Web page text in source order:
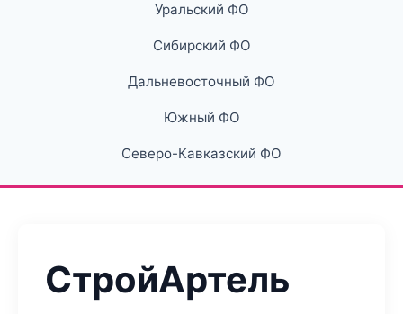
Уральский ФО
Сибирский ФО
Дальневосточный ФО
Южный ФО
Северо-Кавказский ФО
СтройАртель